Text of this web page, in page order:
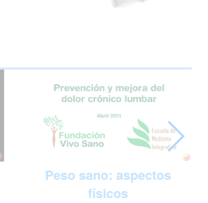
Peso sano: aspectos
físicos